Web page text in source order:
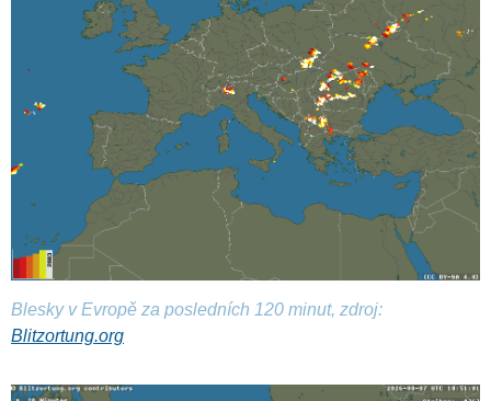
Blesky v Evropě za posledních 120 minut, zdroj:
Blitzortung.org